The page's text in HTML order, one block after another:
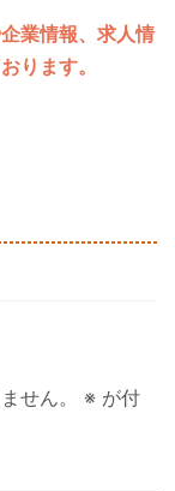
業情報、求人情
ります。
せん。 ※ が付